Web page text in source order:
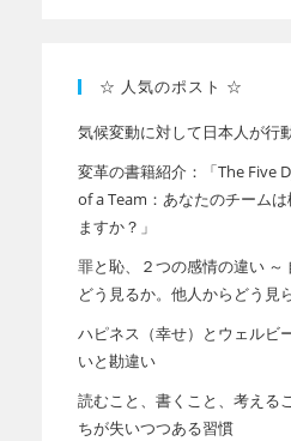
☆ 人気のポスト ☆
気候変動に対して日本人が行
変革の書籍紹介：「The Five
of a Team：あなたのチーム
ますか？」
罪と恥、２つの感情の違い ～
どう見るか。他人からどう見
ハピネス（幸せ）とウェルビ
いと勘違い
読むこと、書くこと、考える
ちが失いつつある習慣